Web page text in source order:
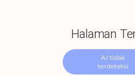
Halaman
AI tidak
terdeteksi